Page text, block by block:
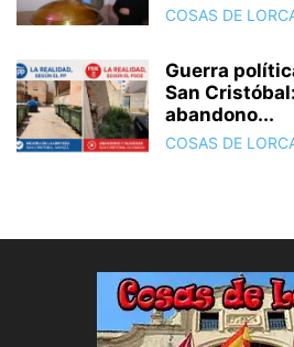
COSAS DE
Guerra
San
abandono...
COSAS DE